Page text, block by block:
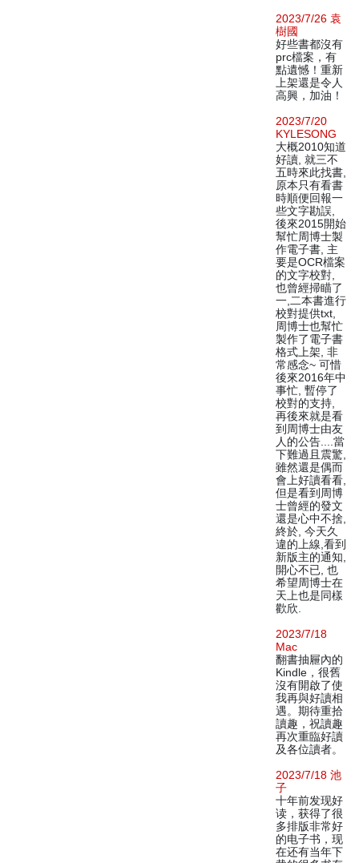
2023/7/26 袁
樹國
好些書都沒有
prc檔案，有
點遺憾！重新
上架還是令人
高興，加油！
2023/7/20
KYLESONG
大概2010知道
好讀, 就三不
五時來此找書,
原本只有看書
時順便回報一
些文字勘誤,
後來2015開始
幫忙周博士製
作電子書, 主
要是OCR檔案
的文字校對,
也曾經掃瞄了
一,二本書進行
校對提供txt,
周博士也幫忙
製作了電子書
格式上架, 非
常感念~ 可惜
後來2016年中
事忙, 暫停了
校對的支持,
再後來就是看
到周博士由友
人的公告....當
下難過且震驚,
雖然還是偶而
會上好讀看看,
但是看到周博
士曾經的發文
還是心中不捨,
終於, 今天久
違的上線,看到
新版主的通知,
開心不已, 也
希望周博士在
天上也是同樣
歡欣.
2023/7/18
Mac
翻書抽屜內的
Kindle，很舊
沒有開啟了使
我再與好讀相
遇。期待重拾
讀趣，祝讀趣
再次重臨好讀
及各位讀者。
2023/7/18 池
子
十年前发现好
读，获得了很
多排版非常好
的电子书，现
在还有当年下